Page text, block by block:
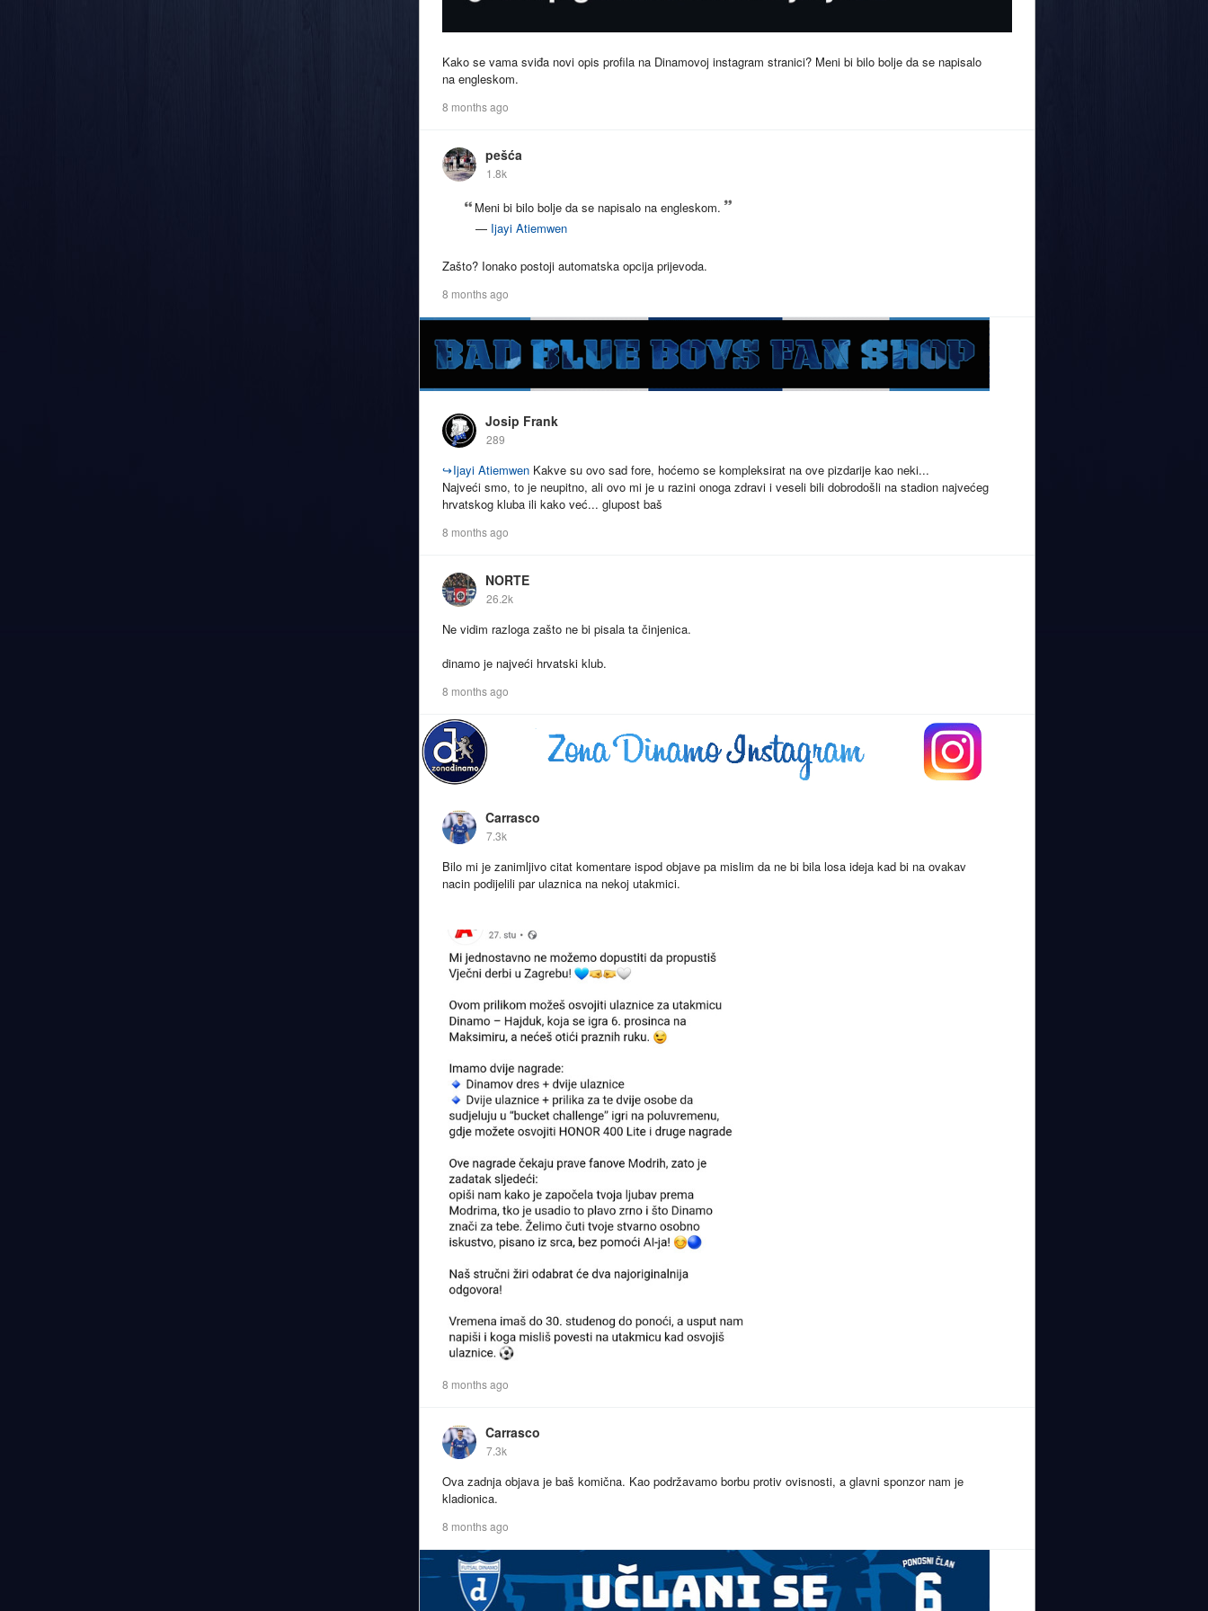
Kako se vama sviđa novi opis profila na Dinamovoj instagram stranici? Meni bi bilo bolje da se napisalo
na engleskom.
8 months ago
pešća
1.8k
Meni bi bilo bolje da se napisalo na engleskom.
— Ijayi Atiemwen
Zašto? Ionako postoji automatska opcija prijevoda.
8 months ago
Josip Frank
289
↪Ijayi Atiemwen Kakve su ovo sad fore, hoćemo se kompleksirat na ove pizdarije kao neki...
Najveći smo, to je neupitno, ali ovo mi je u razini onoga zdravi i veseli bili dobrodošli na stadion najvećeg
hrvatskog kluba ili kako već... glupost baš
8 months ago
NORTE
26.2k
Ne vidim razloga zašto ne bi pisala ta činjenica.
dinamo je najveći hrvatski klub.
8 months ago
Carrasco
7.3k
Bilo mi je zanimljivo citat komentare ispod objave pa mislim da ne bi bila losa ideja kad bi na ovakav
nacin podijelili par ulaznica na nekoj utakmici.
8 months ago
Carrasco
7.3k
Ova zadnja objava je baš komična. Kao podržavamo borbu protiv ovisnosti, a glavni sponzor nam je
kladionica.
8 months ago